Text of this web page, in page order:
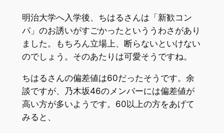
明治大学へ入学後、ちはるさんは「新歓コン
パ」のお誘いがすごかったといううわさがあり
ました。もちろん立場上、断らないといけない
のでしょう。そのあたりは可愛そうですね。
ちはるさんの偏差値は60だったそうです。余
談ですが、乃木坂46のメンバーには偏差値が
高い方が多いようです。60以上の方をあげて
みると、